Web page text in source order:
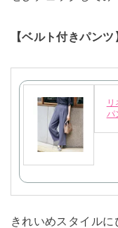
【ベルト付きパンツ
パ
きれいめスタイルに